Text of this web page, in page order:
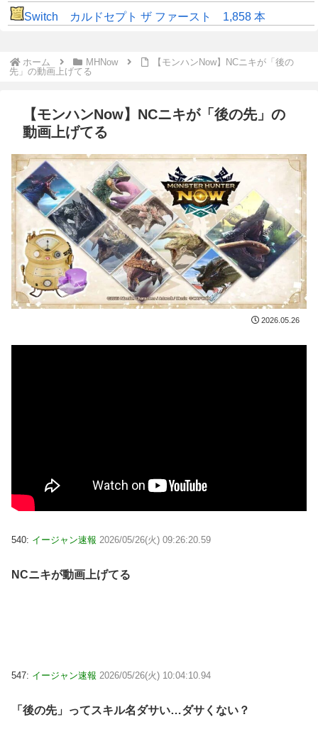
Switch カルドセプト ザ ファースト 1,858 本
ホーム MHNow
【モンハンNow】NCニキが「後の
先」の動画上げてる
【モンハンNow】NCニキが「後の先」の
動画上げてる
2026.05.26
540: イージャン速報 2026/05/26(火) 09:26:20.59
NCニキが動画上げてる
547: イージャン速報 2026/05/26(火) 10:04:10.94
「後の先」ってスキル名ダサい…ダサくない？